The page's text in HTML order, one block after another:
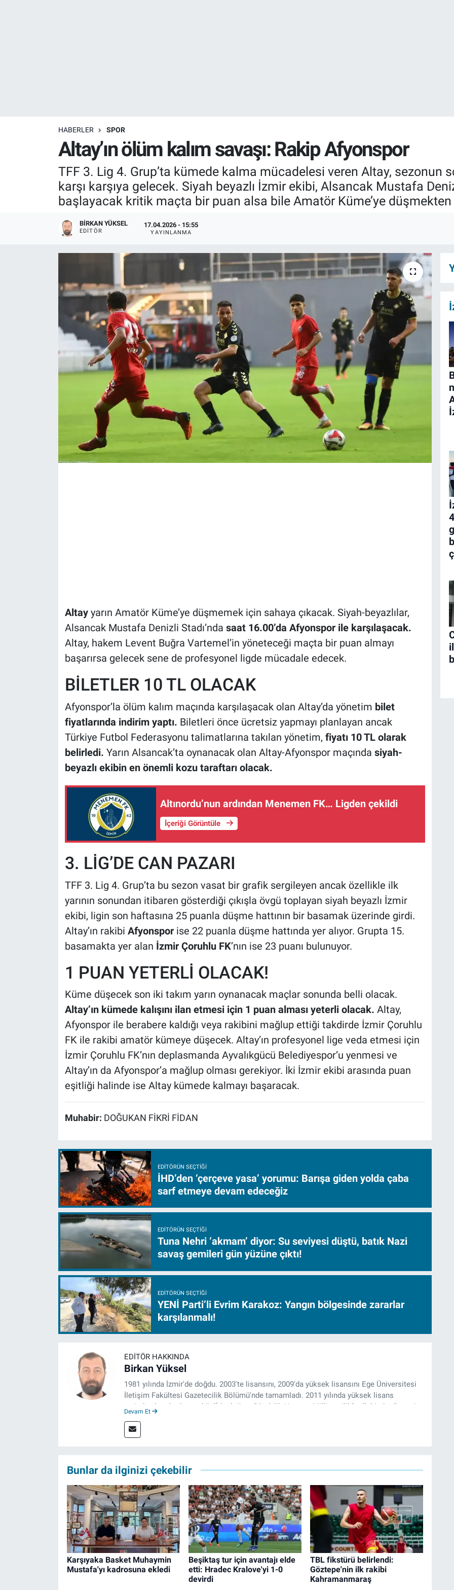
HABERLER SPOR
Altay’ın ölüm kalım savaşı: Rakip Afyonspor
TFF 3. Lig 4. Grup’ta kümede kalma mücadelesi veren Altay, sezonun
karşı karşıya gelecek. Siyah beyazlı İzmir ekibi, Alsancak Mustafa
başlayacak kritik maçta bir puan alsa bile Amatör Küme’ye
BIRKAN YÜKSEL
EDITÖR
17.04.2026 - 15:55
YAYINLANMA
Altayyarın Amatör Küme’ye düşmemek için sahaya çıkacak. Siyah-beyazlılar,
Alsancak Mustafa Denizli Stadı’nda saat 16.00’da Afyonspor ile karşılaşacak.
Altay, hakem Levent Buğra Vartemel’in yöneteceği maçta bir puan almayı
başarırsa gelecek sene de profesyonel ligde mücadale edecek.
BİLETLER 10 TL OLACAK
Afyonspor’la ölüm kalım maçında karşılaşacak olan Altay’da yönetim bilet
fiyatlarında indirim yaptı. Biletleri önce ücretsiz yapmayı planlayan ancak
Türkiye Futbol Federasyonu talimatlarına takılan yönetim, fiyatı 10 TL olarak
belirledi. Yarın Alsancak’ta oynanacak olan Altay-Afyonspor maçında siyah-
beyazlı ekibin en önemli kozu taraftarı olacak.
Altınordu’nun ardından Menemen FK… Ligden çekildi
İçeriği Görüntüle
3. LİG’DE CAN PAZARI
TFF 3. Lig 4. Grup’ta bu sezon vasat bir grafik sergileyen ancak özellikle ilk
yarının sonundan itibaren gösterdiği çıkışla övgü toplayan siyah beyazlı İzmir
ekibi, ligin son haftasına 25 puanla düşme hattının bir basamak üzerinde girdi.
Altay’ın rakibi Afyonsporise 22 puanla düşme hattında yer alıyor. Grupta 15.
basamakta yer alan İzmir Çoruhlu FK’nın ise 23 puanı bulunuyor.
1 PUAN YETERLİ OLACAK!
Küme düşecek son iki takım yarın oynanacak maçlar sonunda belli olacak.
Altay’ın kümede kalışını ilan etmesi için 1 puan alması yeterli olacak. Altay,
Afyonspor ile berabere kaldığı veya rakibini mağlup ettiği takdirde İzmir Çoruhlu
FK ile rakibi amatör kümeye düşecek. Altay’ın profesyonel lige veda etmesi için
İzmir Çoruhlu FK’nın deplasmanda Ayvalıkgücü Belediyespor’u yenmesi ve
Altay’ın da Afyonspor’a mağlup olması gerekiyor. İki İzmir ekibi arasında puan
eşitliği halinde ise Altay kümede kalmayı başaracak.
Muhabir: DOĞUKAN FİKRİ FİDAN
EDITÖRÜN SEÇTIĞI
İHD’den ‘çerçeve yasa’ yorumu: Barışa giden yolda çaba
sarf etmeye devam edeceğiz
EDITÖRÜN SEÇTIĞI
Tuna Nehri ‘akmam’ diyor: Su seviyesi düştü, batık Nazi
savaş gemileri gün yüzüne çıktı!
EDITÖRÜN SEÇTIĞI
YENİ Parti’li Evrim Karakoz: Yangın bölgesinde zararlar
karşılanmalı!
EDITÖR HAKKINDA
Birkan Yüksel
1981 yılında İzmir'de doğdu. 2003'te lisansını, 2009'da yüksek lisansını Ege Üniversitesi
İletişim Fakültesi Gazetecilik Bölümü'nde tamamladı. 2011 yılında yüksek lisans
tezinden hareketle yazdığı "İdeoloji ve Gündelik Hayatta Milliyetçilik" adlı kitabı, Genesis
olarak görev yapmaktadır.
Devam Et
Bunlar da ilginizi çekebilir
Karşıyaka Basket Muhaymin
Mustafa'yı kadrosuna ekledi
Beşiktaş tur için avantajı elde
etti: Hradec Kralove'yi 1-0
devirdi
TBL fikstürü belirlendi:
Göztepe'nin ilk rakibi
Kahramanmaraş